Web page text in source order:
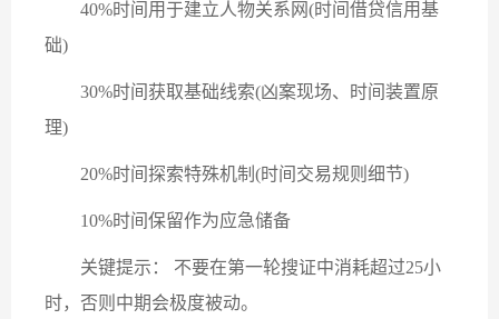
40%时间用于建立人物关系网(时间借贷信用基
础)
30%时间获取基础线索(凶案现场、时间装置原
理)
20%时间探索特殊机制(时间交易规则细节)
10%时间保留作为应急储备
关键提示： 不要在第一轮搜证中消耗超过25小
时，否则中期会极度被动。